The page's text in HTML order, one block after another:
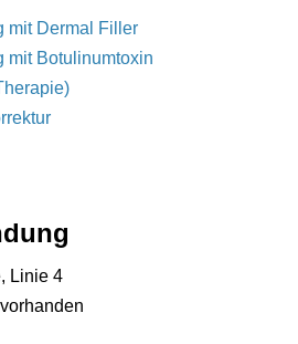
mit Dermal Filler
mit Botulinumtoxin
Linie 4